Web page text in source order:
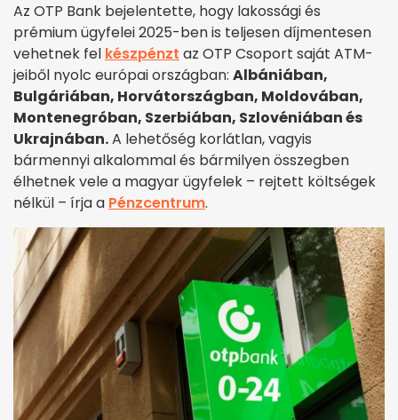
Az OTP Bank bejelentette, hogy lakossági és
prémium ügyfelei 2025-ben is teljesen díjmentesen
vehetnek fel készpénzt az OTP Csoport saját ATM-
jeiből nyolc európai országban: Albániában,
Bulgáriában, Horvátországban, Moldovában,
Montenegróban, Szerbiában, Szlovéniában és
Ukrajnában.A lehetőség korlátlan, vagyis
bármennyi alkalommal és bármilyen összegben
élhetnek vele a magyar ügyfelek – rejtett költségek
nélkül – írja a Pénzcentrum.